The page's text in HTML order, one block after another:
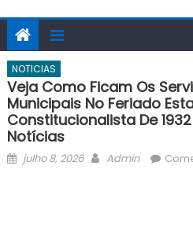
NOTICIAS
Veja Como Ficam Os
Municipais No Feriado
Constitucionalista De
Notícias
Posted
julho 8, 2026 Author
Admin